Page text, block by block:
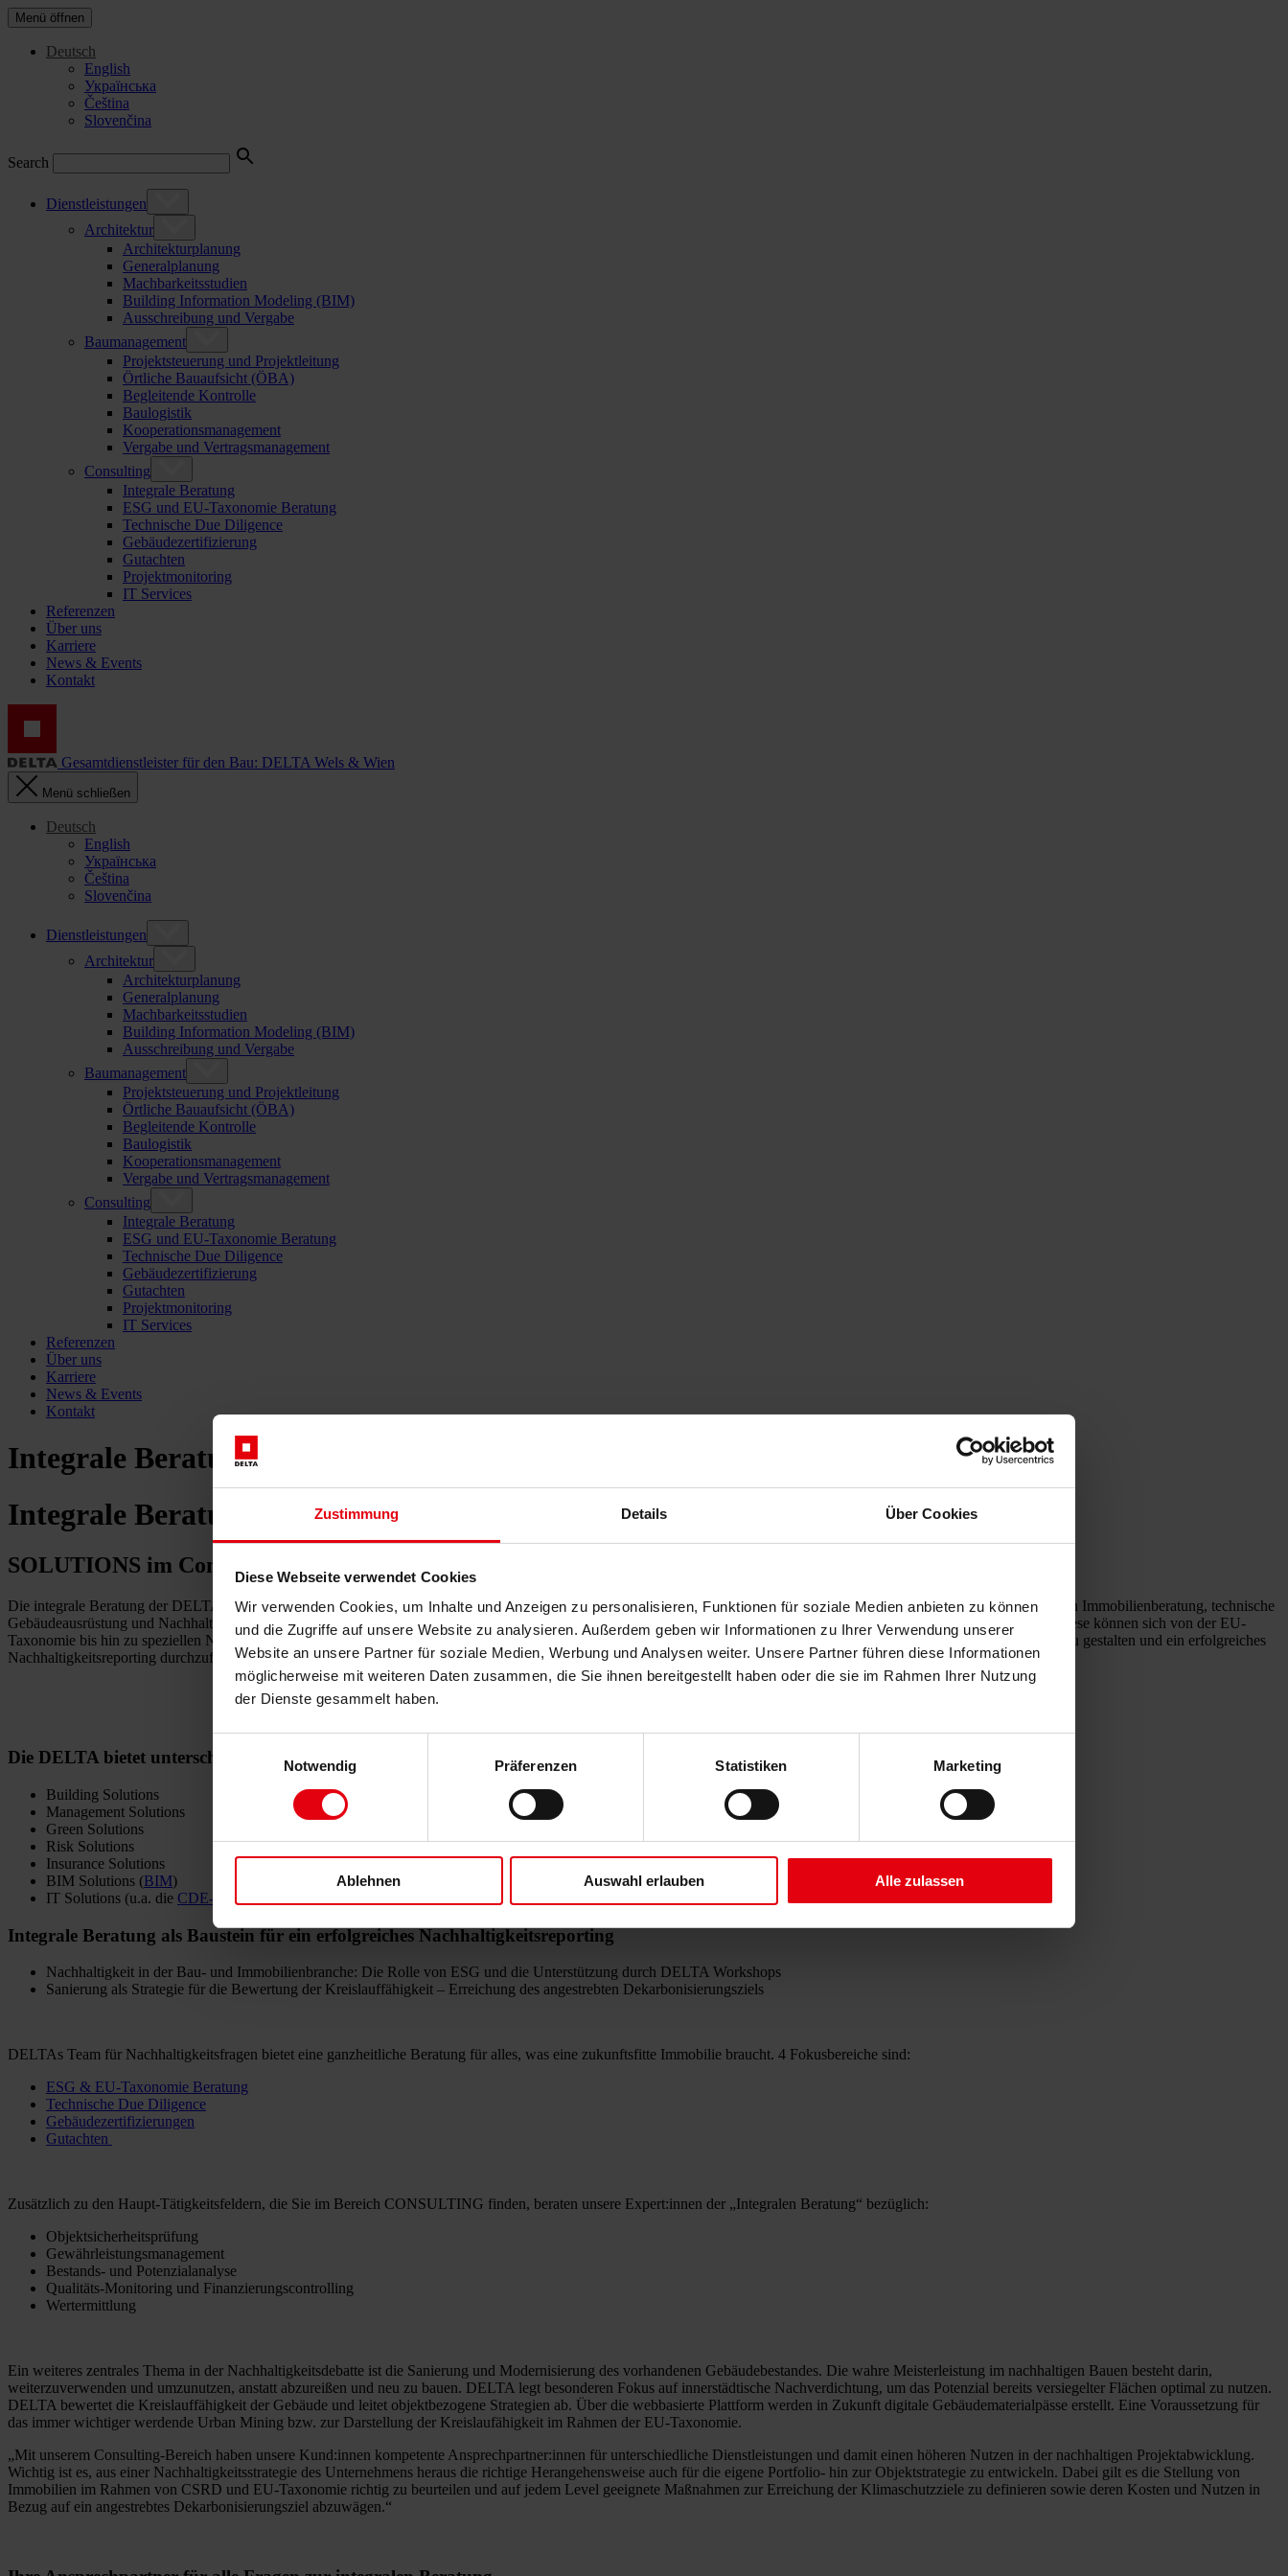
Zustimmung Details Über Cookies
Diese Webseite verwendet Cookies
Wir verwenden Cookies, um Inhalte und Anzeigen zu personalisieren, Funktionen für soziale Medien anbieten zu können
und die Zugriffe auf unsere Website zu analysieren. Außerdem geben wir Informationen zu Ihrer Verwendung unserer
Website an unsere Partner für soziale Medien, Werbung und Analysen weiter. Unsere Partner führen diese Informationen
möglicherweise mit weiteren Daten zusammen, die Sie ihnen bereitgestellt haben oder die sie im Rahmen Ihrer Nutzung
der Dienste gesammelt haben.
Notwendig
Präferenzen Statistiken Marketing
Ablehnen Auswahl erlauben Alle zulassen
Menü öffnen
Deutsch
English
Українська
Čeština
Slovenčina
Search
Dienstleistungen
Architektur
Architekturplanung
Generalplanung
Machbarkeitsstudien
Building Information Modeling (BIM)
Ausschreibung und Vergabe
Baumanagement
Projektsteuerung und Projektleitung
Örtliche Bauaufsicht (ÖBA)
Begleitende Kontrolle
Baulogistik
Kooperationsmanagement
Vergabe und Vertragsmanagement
Consulting
Integrale Beratung
ESG und EU-Taxonomie Beratung
Technische Due Diligence
Gebäudezertifizierung
Gutachten
Projektmonitoring
IT Services
Referenzen
Über uns
Karriere
News & Events
Kontakt
Gesamtdienstleister für den Bau: DELTA Wels & Wien
Menü schließen
Deutsch
English
Українська
Čeština
Slovenčina
Dienstleistungen
Architektur
Architekturplanung
Generalplanung
Machbarkeitsstudien
Building Information Modeling (BIM)
Ausschreibung und Vergabe
Baumanagement
Projektsteuerung und Projektleitung
Örtliche Bauaufsicht (ÖBA)
Begleitende Kontrolle
Baulogistik
Kooperationsmanagement
Vergabe und Vertragsmanagement
Consulting
Integrale Beratung
ESG und EU-Taxonomie Beratung
Technische Due Diligence
Gebäudezertifizierung
Gutachten
Projektmonitoring
IT Services
Referenzen
Über uns
Karriere
News & Events
Kontakt
Integrale Beratung
Integrale Beratung
SOLUTIONS im Consulting-Bereich „INTEGRALE BERATUNG“ der DELTA
Die integrale Beratung der DELTA Gruppe kombiniert jahrzehntelange Expertise in Architektur und Baumanagement mit einem starken Dienstleistungsangebot in den Bereichen Immobilienberatung, technische
Gebäudeausrüstung und Nachhaltigkeit. Unser Team aus Expert:innen ist immer am Puls der Zeit und beantwortet gerne Ihre Fragestellungen rund um diese Themengebiete. Diese können sich von der EU-
Taxonomie bis hin zu speziellen Nachhaltigkeitsstrategien erstrecken. Nur so ist es möglich Bauprojekte gleichermaßen für Mensch und Umwelt lebenswert und zukunftsfähig zu gestalten und ein erfolgreiches
Nachhaltigkeitsreporting durchzuführen.
Die DELTA bietet unterschiedliche SOLUTIONS für den Bau- und Immobilienbereich an
Building Solutions
Management Solutions
Green Solutions
Risk Solutions
Insurance Solutions
BIM Solutions (BIM)
IT Solutions (u.a. die CDE-Lösung Datenpool
Integrale Beratung als Baustein für ein erfolgreiches Nachhaltigkeitsreporting
Nachhaltigkeit in der Bau- und Immobilienbranche: Die Rolle von ESG und die Unterstützung durch DELTA Workshops
Sanierung als Strategie für die Bewertung der Kreislauffähigkeit – Erreichung des angestrebten Dekarbonisierungsziels
DELTAs Team für Nachhaltigkeitsfragen bietet eine ganzheitliche Beratung für alles, was eine zukunftsfitte Immobilie braucht. 4 Fokusbereiche sind:
ESG & EU-Taxonomie Beratung
Technische Due Diligence
Gebäudezertifizierungen
Gutachten
Zusätzlich zu den Haupt-Tätigkeitsfeldern, die Sie im Bereich CONSULTING finden, beraten unsere Expert:innen der „Integralen Beratung“ bezüglich:
Objektsicherheitsprüfung
Gewährleistungsmanagement
Bestands- und Potenzialanalyse
Qualitäts-Monitoring und Finanzierungscontrolling
Wertermittlung
Ein weiteres zentrales Thema in der Nachhaltigkeitsdebatte ist die Sanierung und Modernisierung des vorhandenen Gebäudebestandes. Die wahre Meisterleistung im nachhaltigen Bauen besteht darin,
weiterzuverwenden und umzunutzen, anstatt abzureißen und neu zu bauen. DELTA legt besonderen Fokus auf innerstädtische Nachverdichtung, um das Potenzial bereits versiegelter Flächen optimal zu nutzen.
DELTA bewertet die Kreislauffähigkeit der Gebäude und leitet objektbezogene Strategien ab. Über die webbasierte Plattform werden in Zukunft digitale Gebäudematerialpässe erstellt. Eine Voraussetzung für
das immer wichtiger werdende Urban Mining bzw. zur Darstellung der Kreislaufähigkeit im Rahmen der EU-Taxonomie.
„Mit unserem Consulting-Bereich haben unsere Kund:innen kompetente Ansprechpartner:innen für unterschiedliche Dienstleistungen und damit einen höheren Nutzen in der nachhaltigen Projektabwicklung.
Wichtig ist es, aus einer Nachhaltigkeitsstrategie des Unternehmens heraus die richtige Herangehensweise auch für die eigene Portfolio- hin zur Objektstrategie zu entwickeln. Dabei gilt es die Stellung von
Immobilien im Rahmen von CSRD und EU-Taxonomie richtig zu beurteilen und auf jedem Level geeignete Maßnahmen zur Erreichung der Klimaschutzziele zu definieren sowie deren Kosten und Nutzen in
Bezug auf ein angestrebtes Dekarbonisierungsziel abzuwägen.“